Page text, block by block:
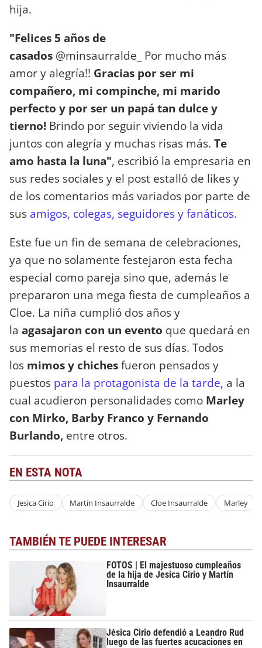
hija.
"Felices 5 años de
casados @minsaurralde_ Por mucho más
amor y alegría!! Gracias por ser mi
compañero, mi compinche, mi marido
perfecto y por ser un papá tan dulce y
tierno! Brindo por seguir viviendo la vida
juntos con alegría y muchas risas más. Te
amo hasta la luna", escribió la empresaria en
sus redes sociales y el post estalló de likes y
de los comentarios más variados por parte de
sus amigos, colegas, seguidores y fanáticos.
Este fue un fin de semana de celebraciones,
ya que no solamente festejaron esta fecha
especial como pareja sino que, además le
prepararon una mega fiesta de cumpleaños a
Cloe. La niña cumplió dos años y
la agasajaron con un evento que quedará en
sus memorias el resto de sus días. Todos
los mimos y chichesfueron pensados y
puestos para la protagonista de la tarde, a la
cual acudieron personalidades como Marley
con Mirko, Barby Franco y Fernando
Burlando, entre otros.
EN ESTA NOTA
Jesica Cirio Martín Insaurralde Cloe Insaurralde Marley
TAMBIÉN TE PUEDE INTERESAR
FOTOS | El majestuoso cumpleaños
de la hija de Jesica Cirio y Martín
Insaurralde
Jésica Cirio defendió a Leandro Rud
luego de las fuertes acucaciones en